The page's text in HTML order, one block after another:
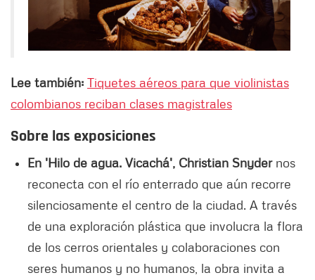
Lee también: Tiquetes aéreos para que violinistas
colombianos reciban clases magistrales
Sobre las exposiciones
En 'Hilo de agua. Vicachá', Christian Snydernos
reconecta con el río enterrado que aún recorre
silenciosamente el centro de la ciudad. A través
de una exploración plástica que involucra la flora
de los cerros orientales y colaboraciones con
seres humanos y no humanos, la obra invita a